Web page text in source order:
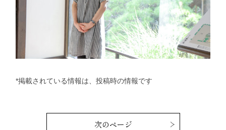
*掲載されている情報は、投稿時の情報です
次のページ